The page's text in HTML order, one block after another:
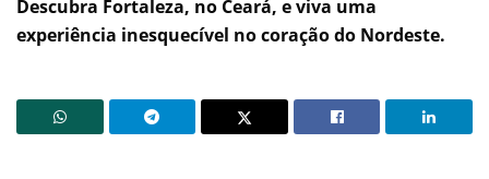
Descubra Fortaleza, no Ceará, e viva uma
experiência inesquecível no coração do Nordeste.